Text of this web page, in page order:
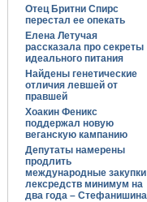
Отец Бритни Спирс
перестал ее опекать
Елена Летучая
рассказала про секреты
идеального питания
Найдены генетические
отличия левшей от
правшей
Хоакин Феникс
поддержал новую
веганскую кампанию
Депутаты намерены
продлить
международные закупки
лексредств минимум на
два года – Стефанишина